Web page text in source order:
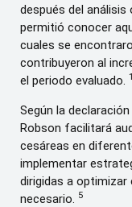
después del análisis
permitió conocer
cuales se
contribuyeron al
el periodo evaluado.
Según la
Robson facilitará
cesáreas en
implementar
dirigidas a optimizar
necesario. 5